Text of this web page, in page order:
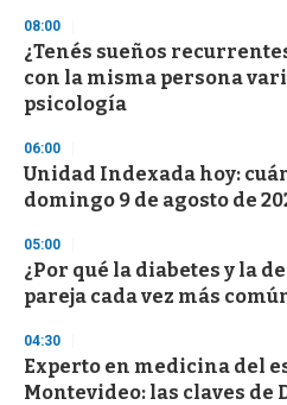
d
s
o
f
3
s
e
c
o
d
08:00
¿Tenés sueños
con la misma persona
psicología
06:00
Unidad Indexada hoy:
domingo 9 de agosto de
05:00
¿Por qué la diabetes y la
pareja cada vez más
04:30
Experto en medicina del
Montevideo: las claves de